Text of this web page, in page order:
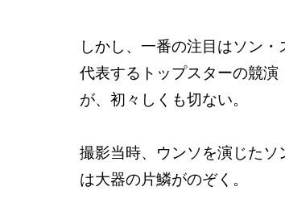
しかし、一番の注目はソン
代表するトップスターの競
が、初々しくも切ない。
撮影当時、ウンソを演じた
は大器の片鱗がのぞく。